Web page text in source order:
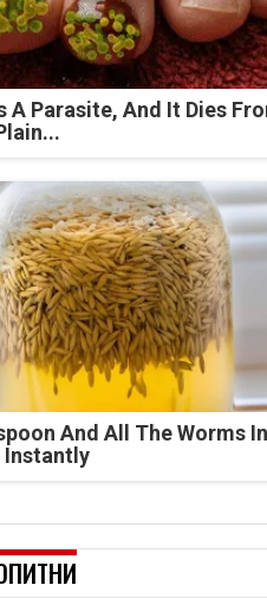
A Parasite, And It Dies
And All The Worms
Instantly